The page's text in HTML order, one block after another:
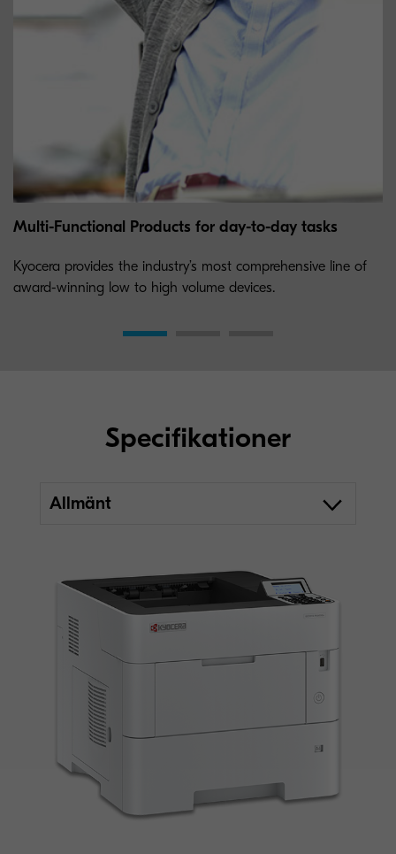
Multi-Functional Products for day-to-day tasks
Kyocera provides the industry’s most comprehensive line of
award-winning low to high volume devices.
Specifikationer
Allmänt